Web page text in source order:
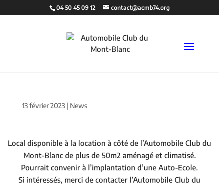
04 50 45 09 12 contact@acmb74.org
13 février 2023| News
Local disponible à la location à côté de l’Automobile Club du
Mont-Blanc de plus de 50m2 aménagé et climatisé.
Pourrait convenir à l’implantation d’une Auto-Ecole.
Si intéressés, merci de contacter l’Automobile Club du